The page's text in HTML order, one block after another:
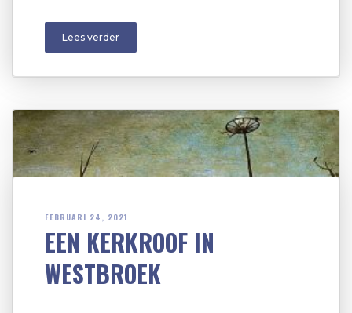
Lees verder
FEBRUARI 24, 2021
EEN KERKROOF IN
WESTBROEK